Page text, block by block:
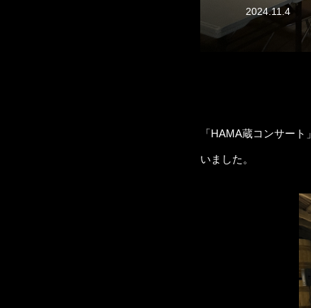
2024.11.4
「HAMA蔵コンサー
いました。